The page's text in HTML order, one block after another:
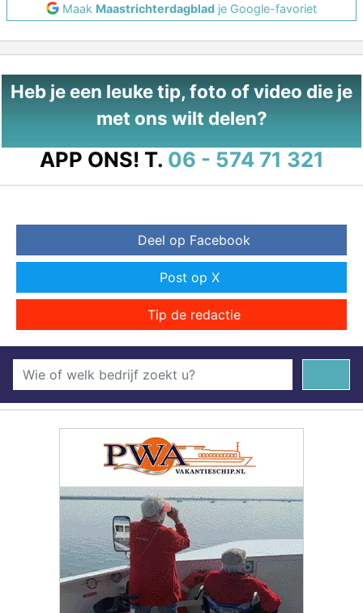
Maak Maastrichterdagblad je Google-favoriet
Heb je een leuke tip, foto of video die je
met ons wilt delen?
APP ONS! T. 06 - 574 71 321
Deel op Facebook
Post op X
Tip de redactie